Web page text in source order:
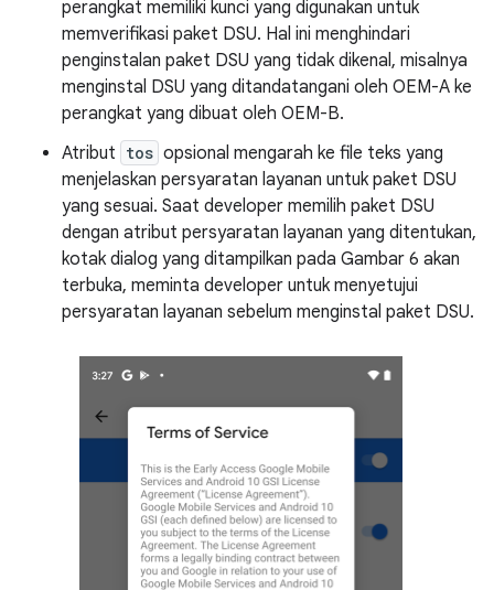
perangkat memiliki kunci yang digunakan untuk
memverifikasi paket DSU. Hal ini menghindari
penginstalan paket DSU yang tidak dikenal, misalnya
menginstal DSU yang ditandatangani oleh OEM-A ke
perangkat yang dibuat oleh OEM-B.
Atribut tos opsional mengarah ke file teks yang
menjelaskan persyaratan layanan untuk paket DSU
yang sesuai. Saat developer memilih paket DSU
dengan atribut persyaratan layanan yang ditentukan,
kotak dialog yang ditampilkan pada Gambar 6 akan
terbuka, meminta developer untuk menyetujui
persyaratan layanan sebelum menginstal paket DSU.